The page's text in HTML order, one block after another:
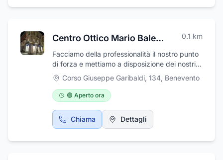
Centro Ottico Mario Balestrieri 0.1 km
Facciamo della professionalità il nostro punto
di forza e mettiamo a disposizione dei nostri
clienti preparazione, prodotti e strumentazioni
di altissima qualit
Corso Giuseppe Garibaldi, 134, Benevento
🟢 Aperto ora
Chiama Dettagli